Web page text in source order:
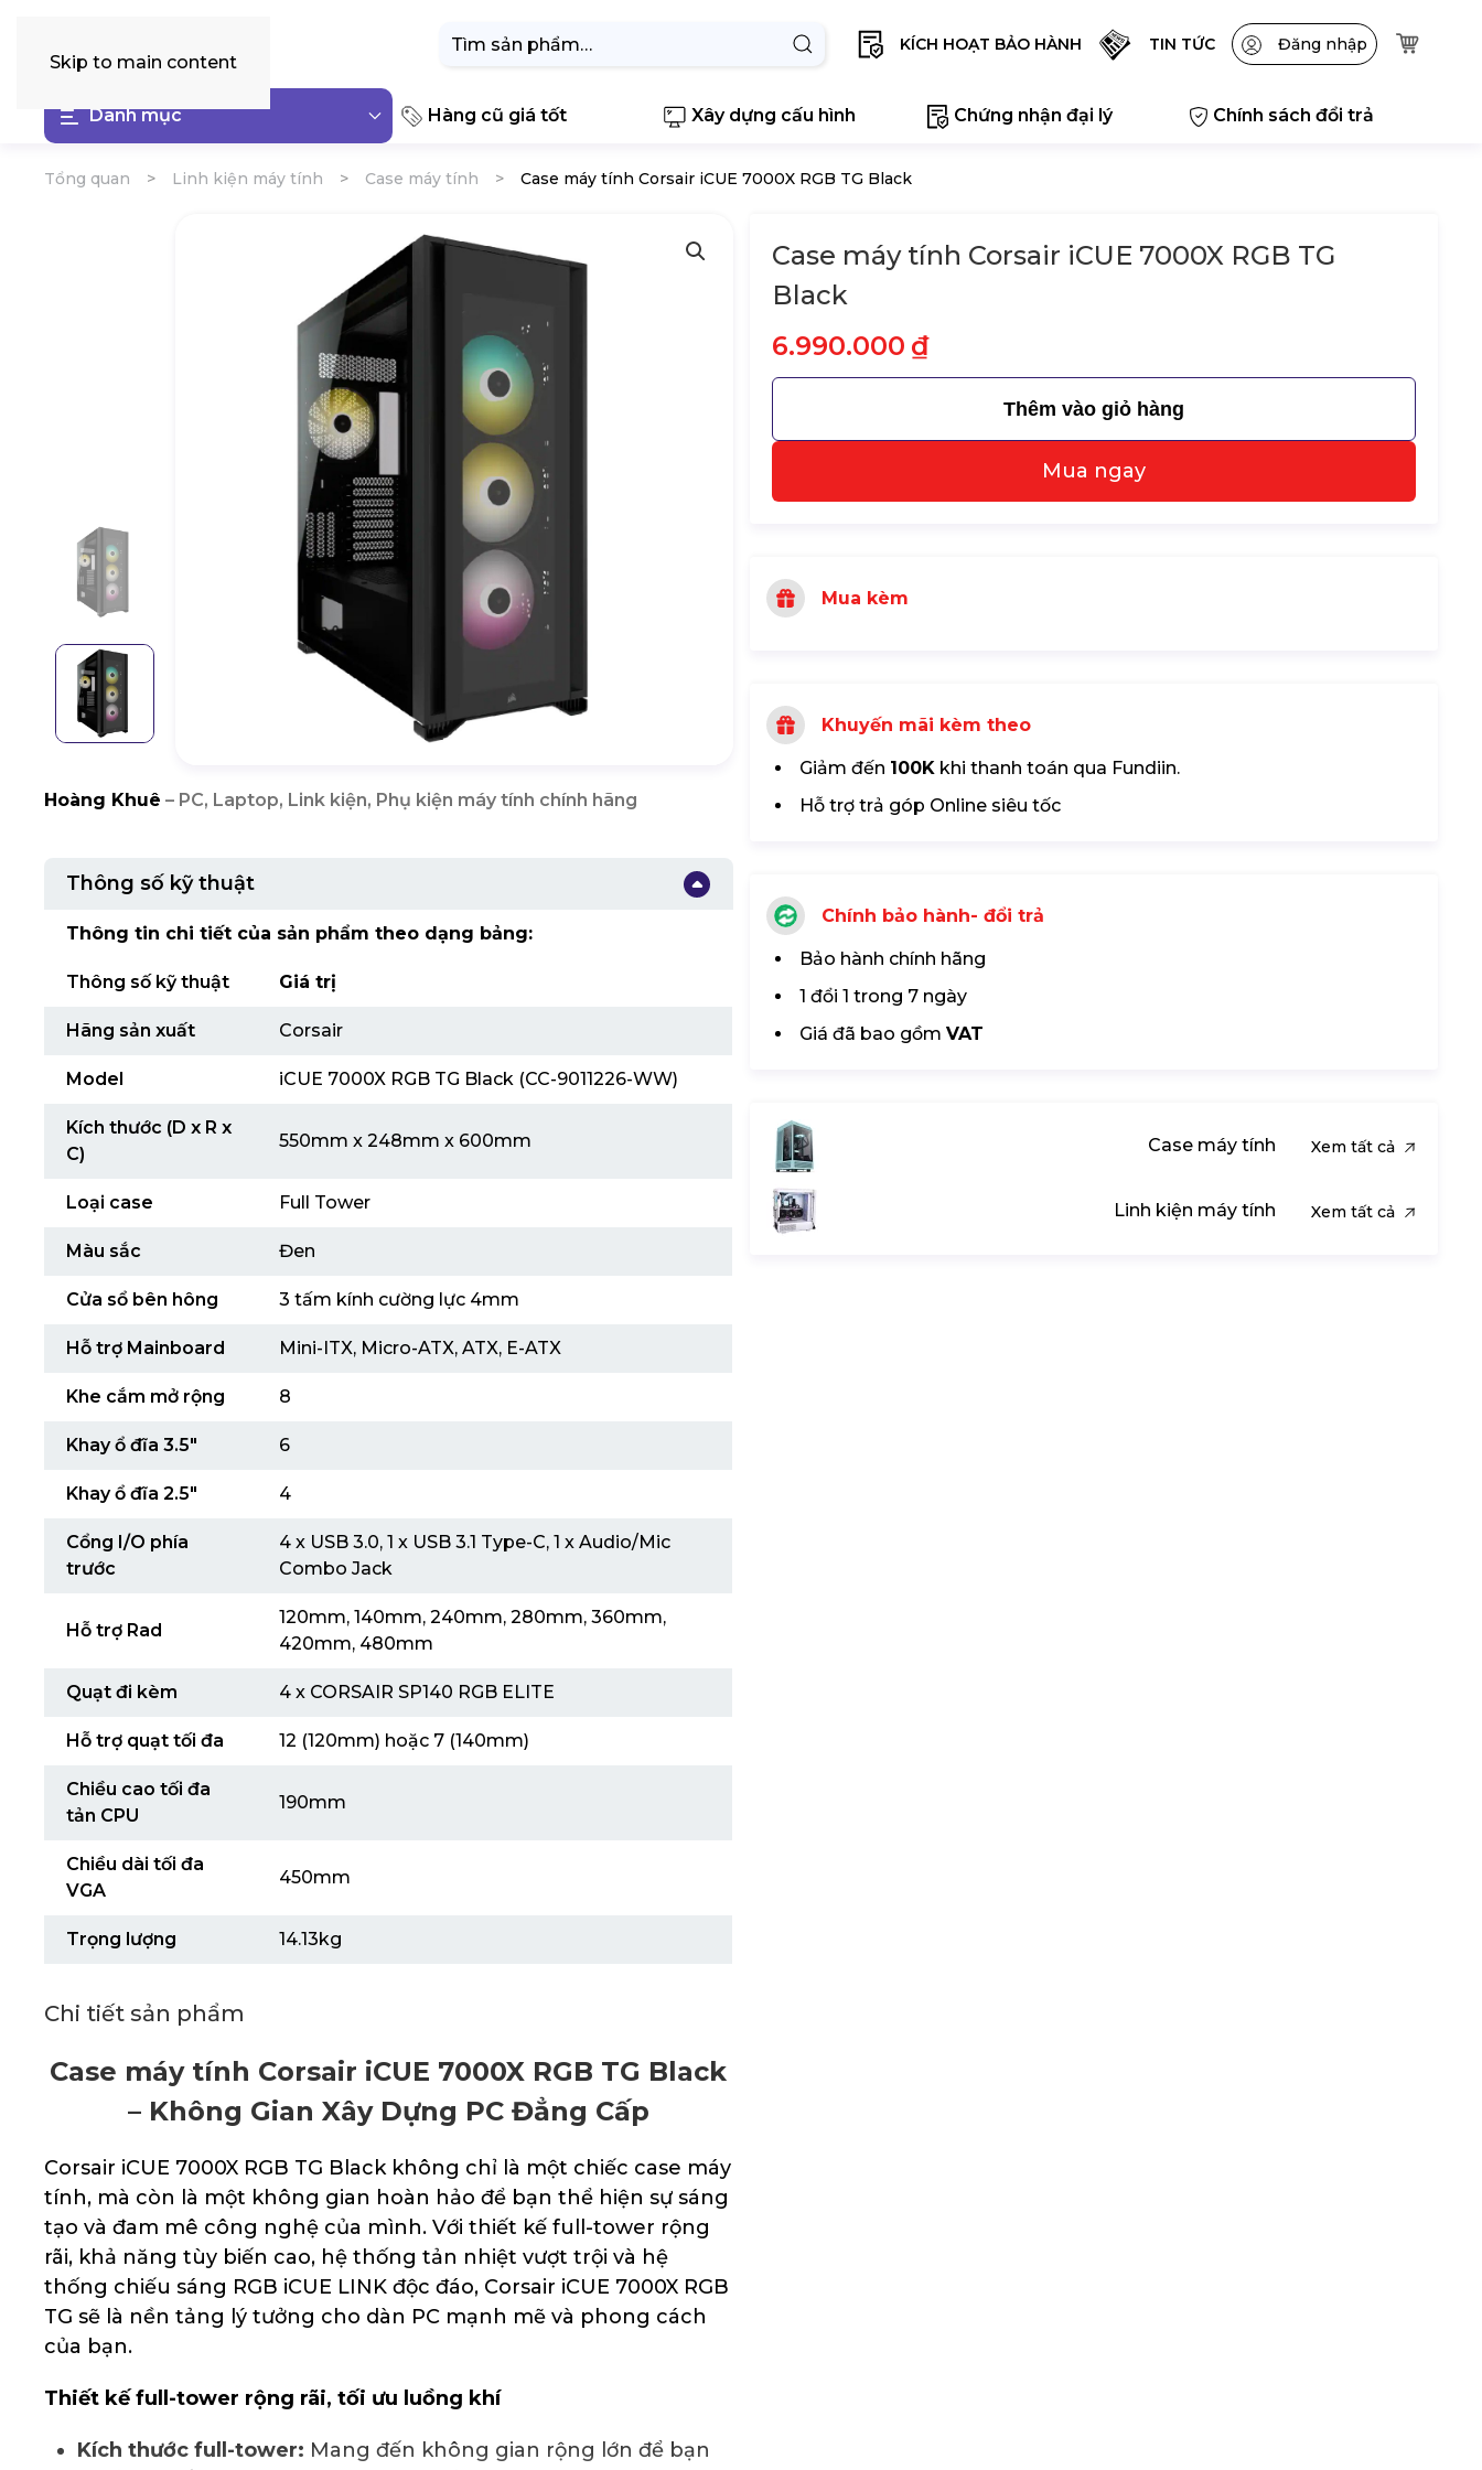
Skip to main content
Tìm
KÍCH HOẠT BẢO HÀNH TIN TỨC Đăng nhập
Danh mục Hàng cũ giá tốt Xây dựng cấu hình Chứng nhận đại lý Chính sách đổi trả
Tổng quan Linh kiện máy tính Case máy tính Case máy tính Corsair iCUE 7000X RGB TG Black
Hoàng Khuê – PC, Laptop, Link kiện, Phụ kiện máy tính chính hãng
Thông số kỹ thuật
Thông tin chi tiết của sản phẩm theo dạng bảng:
Thông số kỹ thuật Giá trị
Hãng sản xuất Corsair
Model iCUE 7000X RGB TG Black (CC-9011226-WW)
Kích thước (D x R x
C)
550mm x 248mm x 600mm
Loại case Full Tower
Màu sắc Đen
Cửa sổ bên hông 3 tấm kính cường lực 4mm
Hỗ trợ Mainboard Mini-ITX, Micro-ATX, ATX, E-ATX
Khe cắm mở rộng 8
Khay ổ đĩa 3.5″ 6
Khay ổ đĩa 2.5″ 4
Cổng I/O phía
trước
4 x USB 3.0, 1 x USB 3.1 Type-C, 1 x Audio/Mic
Combo Jack
Hỗ trợ Rad
120mm, 140mm, 240mm, 280mm, 360mm,
420mm, 480mm
Quạt đi kèm 4 x CORSAIR SP140 RGB ELITE
Hỗ trợ quạt tối đa 12 (120mm) hoặc 7 (140mm)
Chiều cao tối đa
tản CPU
190mm
Chiều dài tối đa
VGA
450mm
Trọng lượng 14.13kg
Chi tiết sản phẩm
Case máy tính Corsair iCUE 7000X RGB TG Black
– Không Gian Xây Dựng PC Đẳng Cấp
Corsair iCUE 7000X RGB TG Black không chỉ là một chiếc case máy
tính, mà còn là một không gian hoàn hảo để bạn thể hiện sự sáng
tạo và đam mê công nghệ của mình. Với thiết kế full-tower rộng
rãi, khả năng tùy biến cao, hệ thống tản nhiệt vượt trội và hệ
thống chiếu sáng RGB iCUE LINK độc đáo, Corsair iCUE 7000X RGB
TG sẽ là nền tảng lý tưởng cho dàn PC mạnh mẽ và phong cách
của bạn.
Thiết kế full-tower rộng rãi, tối ưu luồng khí
Kích thước full-tower: Mang đến không gian rộng lớn để bạn
Case máy tính Corsair iCUE 7000X RGB TG
Black
6.990.000 ₫
Thêm vào giỏ hàng
Mua ngay
Mua kèm
Khuyến mãi kèm theo
Giảm đến 100K khi thanh toán qua Fundiin.
Hỗ trợ trả góp Online siêu tốc
Chính bảo hành- đổi trả
Bảo hành chính hãng
1 đổi 1 trong 7 ngày
Giá đã bao gồm VAT
Case máy tính Xem tất cả
Linh kiện máy tính Xem tất cả